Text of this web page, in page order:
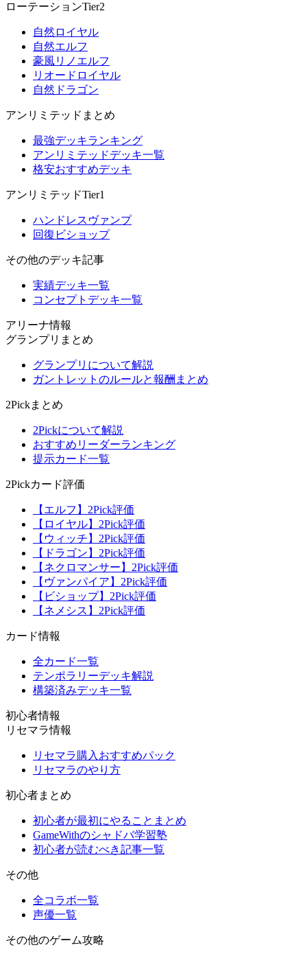
ローテーションTier2
自然ロイヤル
自然エルフ
豪風リノエルフ
リオードロイヤル
自然ドラゴン
アンリミテッドまとめ
最強デッキランキング
アンリミテッドデッキ一覧
格安おすすめデッキ
アンリミテッドTier1
ハンドレスヴァンプ
回復ビショップ
その他のデッキ記事
実績デッキ一覧
コンセプトデッキ一覧
アリーナ情報
グランプリまとめ
グランプリについて解説
ガントレットのルールと報酬まとめ
2Pickまとめ
2Pickについて解説
おすすめリーダーランキング
提示カード一覧
2Pickカード評価
【エルフ】2Pick評価
【ロイヤル】2Pick評価
【ウィッチ】2Pick評価
【ドラゴン】2Pick評価
【ネクロマンサー】2Pick評価
【ヴァンパイア】2Pick評価
【ビショップ】2Pick評価
【ネメシス】2Pick評価
カード情報
全カード一覧
テンポラリーデッキ解説
構築済みデッキ一覧
初心者情報
リセマラ情報
リセマラ購入おすすめパック
リセマラのやり方
初心者まとめ
初心者が最初にやることまとめ
GameWithのシャドバ学習塾
初心者が読むべき記事一覧
その他
全コラボ一覧
声優一覧
その他のゲーム攻略